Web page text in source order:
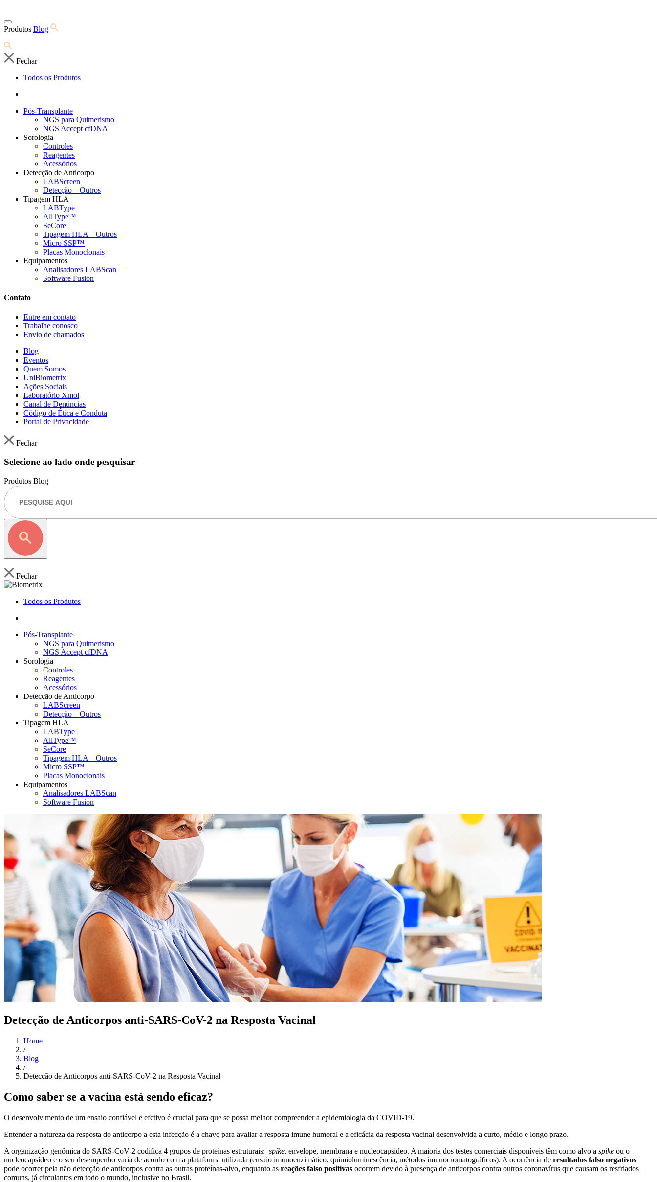
Produtos Blog
Fechar
Todos os Produtos
Pós-Transplante
NGS para Quimerismo
NGS Accept cfDNA
Sorologia
Controles
Reagentes
Acessórios
Detecção de Anticorpo
LABScreen
Detecção – Outros
Tipagem HLA
LABType
AllType™
SeCore
Tipagem HLA – Outros
Micro SSP™
Placas Monoclonais
Equipamentos
Analisadores LABScan
Software Fusion
Contato
Entre em contato
Trabalhe conosco
Envio de chamados
Blog
Eventos
Quem Somos
UniBiometrix
Ações Sociais
Laboratório Xmol
Canal de Denúncias
Código de Ética e Conduta
Portal de Privacidade
Fechar
Selecione ao lado onde pesquisar
Produtos Blog
Fechar
Todos os Produtos
Pós-Transplante
NGS para Quimerismo
NGS Accept cfDNA
Sorologia
Controles
Reagentes
Acessórios
Detecção de Anticorpo
LABScreen
Detecção – Outros
Tipagem HLA
LABType
AllType™
SeCore
Tipagem HLA – Outros
Micro SSP™
Placas Monoclonais
Equipamentos
Analisadores LABScan
Software Fusion
Detecção de Anticorpos anti-SARS-CoV-2 na Resposta Vacinal
Home
/
Blog
/
Detecção de Anticorpos anti-SARS-CoV-2 na Resposta Vacinal
Como saber se a vacina está sendo eficaz?
O desenvolvimento de um ensaio confiável e efetivo é crucial para que se possa melhor compreender a epidemiologia da COVID-19.
Entender a natureza da resposta do anticorpo a esta infecção é a chave para avaliar a resposta imune humoral e a eficácia da resposta vacinal desenvolvida a curto, médio e longo prazo.
A organização genômica do SARS-CoV-2 codifica 4 grupos de proteínas estruturais: spike, envelope, membrana e nucleocapsídeo. A maioria dos testes comerciais disponíveis têm como alvo a spike ou o
nucleocapsídeo e o seu desempenho varia de acordo com a plataforma utilizada (ensaio imunoenzimático, quimioluminescência, métodos imunocromatográficos). A ocorrência de resultados falso negativos
pode ocorrer pela não detecção de anticorpos contra as outras proteínas-alvo, enquanto as reações falso positivas ocorrem devido à presença de anticorpos contra outros coronavírus que causam os resfriados
comuns, já circulantes em todo o mundo, inclusive no Brasil.